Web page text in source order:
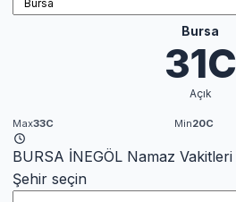
Bursa
31C
Açık
Max33C Min20C
BURSA İNEGÖL Namaz Vakitleri
Şehir seçin